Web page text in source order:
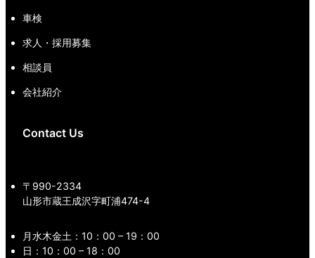
車検
求人・採用募集
相談員
会社紹介
Contact Us
〒990-2334
山形市蔵王成沢字町浦474-4
月水木金土：10：00 – 19：00
日：10：00 – 18：00